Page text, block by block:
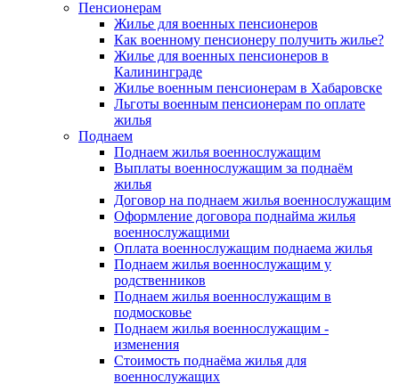
Пенсионерам
Жилье для военных пенсионеров
Как военному пенсионеру получить жилье?
Жилье для военных пенсионеров в
Калининграде
Жилье военным пенсионерам в Хабаровске
Льготы военным пенсионерам по оплате
жилья
Поднаем
Поднаем жилья военнослужащим
Выплаты военнослужащим за поднаём
жилья
Договор на поднаем жилья военнослужащим
Оформление договора поднайма жилья
военнослужащими
Оплата военнослужащим поднаема жилья
Поднаем жилья военнослужащим у
родственников
Поднаем жилья военнослужащим в
подмосковье
Поднаем жилья военнослужащим -
изменения
Стоимость поднаёма жилья для
военнослужащих